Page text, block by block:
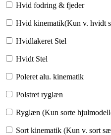
Hvid fodring & fjeder
Hvid kinematik(Kun v. hvidt
Hvidlakeret Stel
Hvidt Stel
Poleret alu. kinematik
Polstret ryglæn
Ryglæn (Kun sorte
Sort kinematik (Kun v. sort